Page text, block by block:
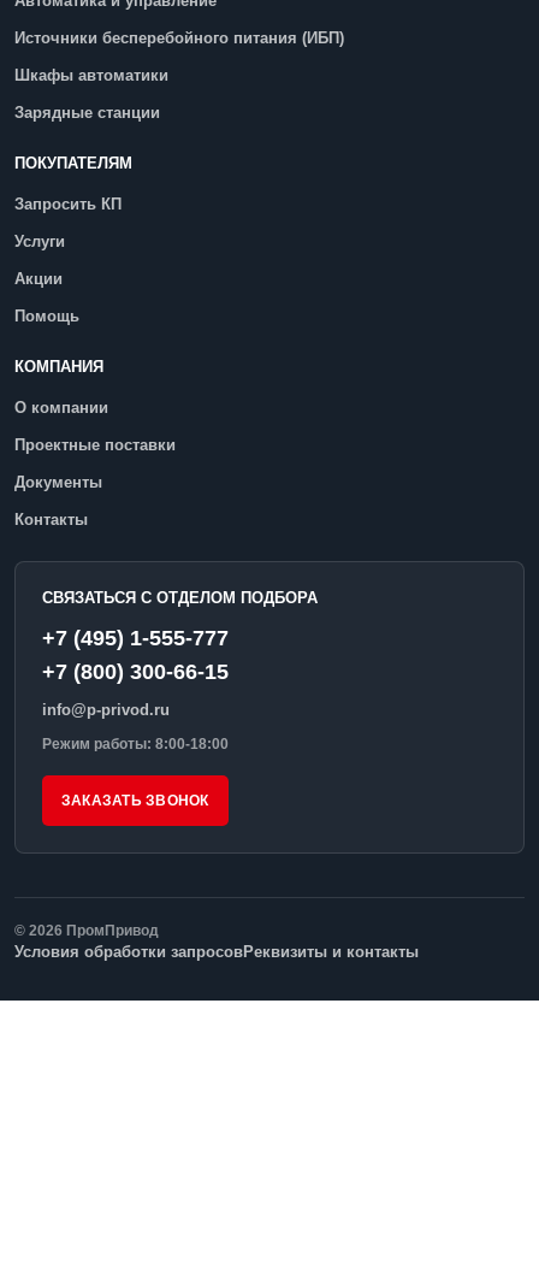
Источники бесперебойного питания (ИБП)
Шкафы автоматики
Зарядные станции
ПОКУПАТЕЛЯМ
Запросить КП
Услуги
Акции
Помощь
КОМПАНИЯ
О компании
Проектные поставки
Документы
Контакты
СВЯЗАТЬСЯ С ОТДЕЛОМ ПОДБОРА
+7 (495) 1-555-777
+7 (800) 300-66-15
info@p-privod.ru
Режим работы: 8:00-18:00
ЗАКАЗАТЬ ЗВОНОК
© 2026 ПромПривод
Условия обработки запросовРеквизиты и контакты